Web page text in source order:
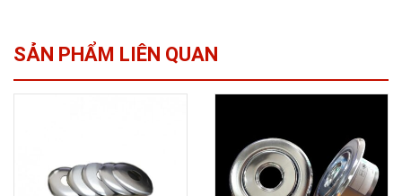
SẢN PHẨM LIÊN QUAN